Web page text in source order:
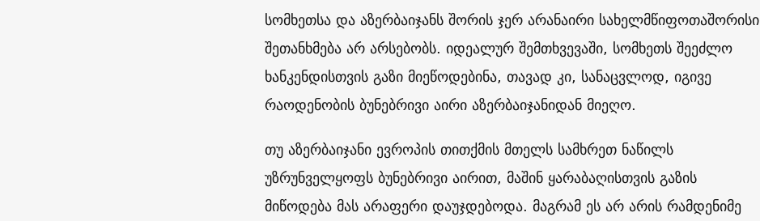
სომხეთსა და აზერბაიჯანს შორის ჯერ არანაირი სახელმწიფოთაშორისი
შეთანხმება არ არსებობს. იდეალურ შემთხვევაში, სომხეთს შეეძლო
ხანკენდისთვის გაზი მიეწოდებინა, თავად კი, სანაცვლოდ, იგივე
რაოდენობის ბუნებრივი აირი აზერბაიჯანიდან მიეღო.
თუ აზერბაიჯანი ევროპის თითქმის მთელს სამხრეთ ნაწილს
უზრუნველყოფს ბუნებრივი აირით, მაშინ ყარაბაღისთვის გაზის
მიწოდება მას არაფერი დაუჯდებოდა. მაგრამ ეს არ არის რამდენიმე